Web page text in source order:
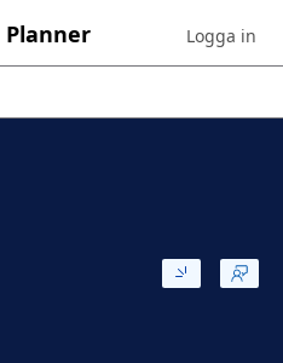
Planner Sign in to
Logga in